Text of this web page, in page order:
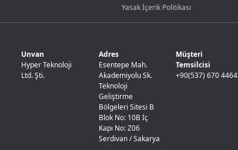
Yasak İçerik Politikası
Unvan
Hyper Teknoloji
Ltd. Şti.
Adres
Esentepe Mah.
Akademiyolu Sk.
Teknoloji
Geliştirme
Bölgeleri Sitesi B
Blok No: 10B İç
Kapı No: Z06
Serdivan / Sakarya
Müşteri
Temsilcisi
+90(537) 670 4464